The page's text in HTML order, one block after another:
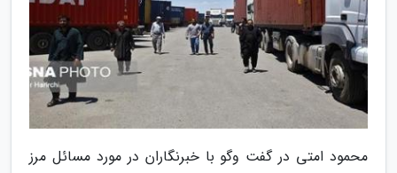
محمود امتی در گفت وگو با خبرنگاران در مورد مسائل مرز